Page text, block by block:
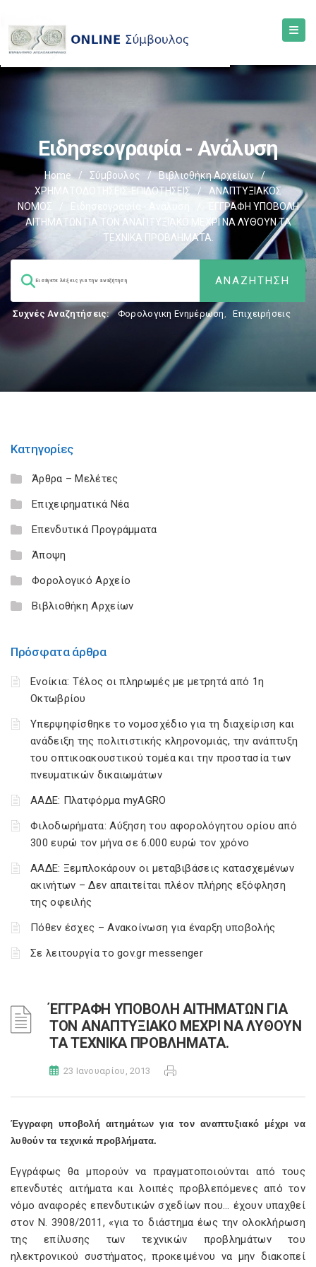
Ειδησεογραφία - Ανάλυση
Home / Σύμβουλος / Βιβλιοθήκη Αρχείων
/
ΧΡΗΜΑΤΟΔΟΤΗΣΕΙΣ-ΕΠΙΔΟΤΗΣΕΙΣ
/
ΑΝΑΠΤΥΞΙΑΚΟΣ
ΝΟΜΟΣ
/ Ειδησεογραφία - Ανάλυση
ΈΓΓΡΑΦΗ ΥΠΟΒΟΛΗ
ΑΙΤΗΜΑΤΩΝ ΓΙΑ ΤΟΝ ΑΝΑΠΤΥΞΙΑΚΟ ΜΕΧΡΙ ΝΑ ΛΥΘΟΥΝ ΤΑ
ΤΕΧΝΙΚΑ ΠΡΟΒΛΗΜΑΤΑ.
Συχνές Αναζητήσεις: Φορολογικη Ενημέρωση, Επιχειρήσεις
Κατηγορίες
Άρθρα – Μελέτες
Επιχειρηματικά Νέα
Επενδυτικά Προγράμματα
Άποψη
Φορολογικό Αρχείο
Βιβλιοθήκη Αρχείων
Πρόσφατα άρθρα
Ενοίκια: Τέλος οι πληρωμές με μετρητά από 1η
Οκτωβρίου
Υπερψηφίσθηκε το νομοσχέδιο για τη διαχείριση και
ανάδειξη της πολιτιστικής κληρονομιάς, την ανάπτυξη
του οπτικοακουστικού τομέα και την προστασία των
πνευματικών δικαιωμάτων
ΑΑΔΕ: Πλατφόρμα myAGRO
Φιλοδωρήματα: Αύξηση του αφορολόγητου ορίου από
300 ευρώ τον μήνα σε 6.000 ευρώ τον χρόνο
ΑΑΔΕ: Ξεμπλοκάρουν οι μεταβιβάσεις κατασχεμένων
ακινήτων – Δεν απαιτείται πλέον πλήρης εξόφληση
της οφειλής
Πόθεν έσχες – Ανακοίνωση για έναρξη υποβολής
Σε λειτουργία το gov.gr messenger
ΈΓΓΡΑΦΗ ΥΠΟΒΟΛΗ ΑΙΤΗΜΑΤΩΝ ΓΙΑ
ΤΟΝ ΑΝΑΠΤΥΞΙΑΚΟ ΜΕΧΡΙ ΝΑ ΛΥΘΟΥΝ
ΤΑ ΤΕΧΝΙΚΑ ΠΡΟΒΛΗΜΑΤΑ.
23 Ιανουαρίου, 2013
Έγγραφη υποβολή αιτημάτων για τον αναπτυξιακό μέχρι να
λυθούν τα τεχνικά προβλήματα.
Εγγράφως θα μπορούν να πραγματοποιούνται από τους
επενδυτές αιτήματα και λοιπές προβλεπόμενες από τον
νόμο αναφορές επενδυτικών σχεδίων που… έχουν υπαχθεί
στον Ν. 3908/2011, «για το διάστημα έως την ολοκλήρωση
της επίλυσης των τεχνικών προβλημάτων του
ηλεκτρονικού συστήματος, προκειμένου να μην διακοπεί